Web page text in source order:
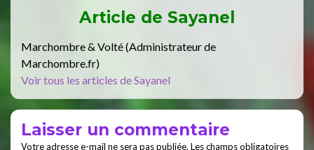
Article de Sayanel
Marchombre & Volté (Administrateur de
Marchombre.fr)
Voir tous les articles de Sayanel
Laisser un commentaire
Votre adresse e-mail ne sera pas publiée. Les champs obligatoires